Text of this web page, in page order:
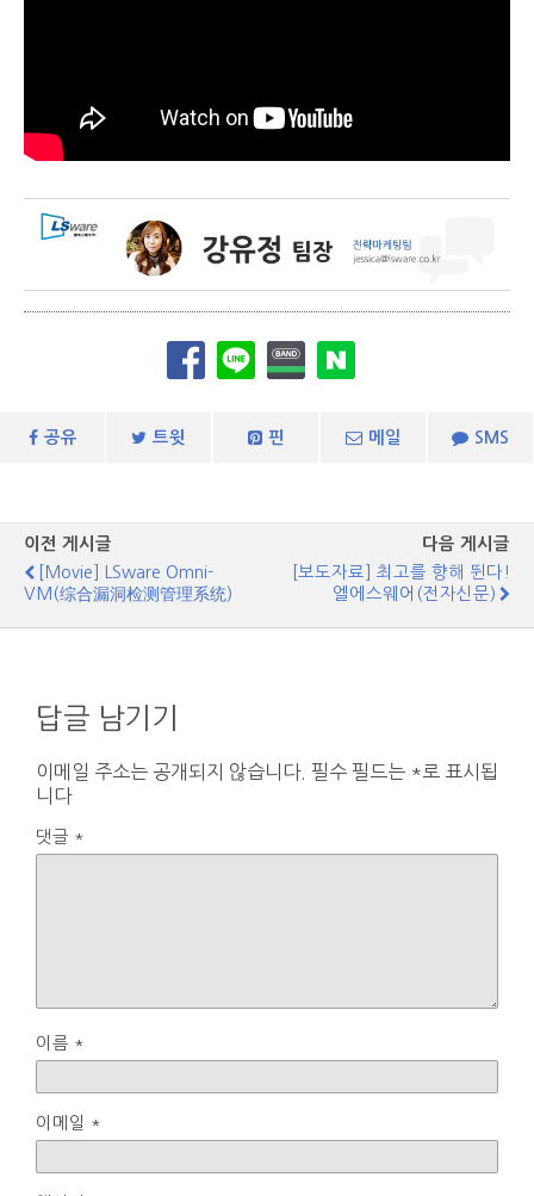
공유 트윗 핀 메일 SMS
이전 게시글
[Movie] LSware Omni-
VM(综合漏洞检测管理系统)
다음 게시글
[보도자료] 최고를 향해 뛴다!
엘에스웨어(전자신문)
답글 남기기
이메일 주소는 공개되지 않습니다. 필수 필드는 * 로 표시됩
니다
댓글 *
이름 *
이메일 *